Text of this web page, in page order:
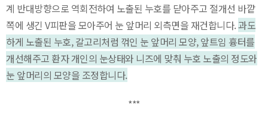
계 반대방향으로 역회전하여 노출된 누호를 닫아주고 절개선 바깥
쪽에 생긴 V피판을 모아주어 눈 앞머리 외측면을 재건합니다.과도
하게 노출된 누호, 갈고리처럼 꺾인 눈 앞머리 모양, 앞트임 흉터를
개선해주고 환자 개인의 눈상태와 니즈에 맞춰 누호 노출의 정도와
눈 앞머리의 모양을 조정합니다.
***